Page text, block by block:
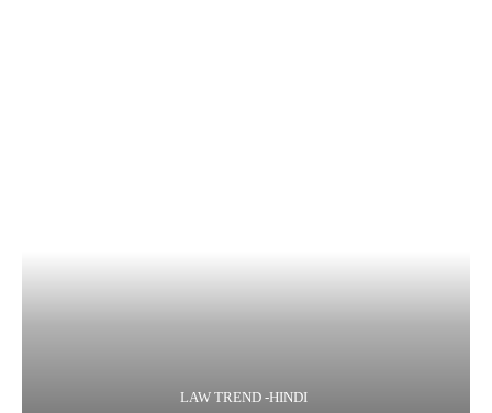
LAW TREND -HINDI